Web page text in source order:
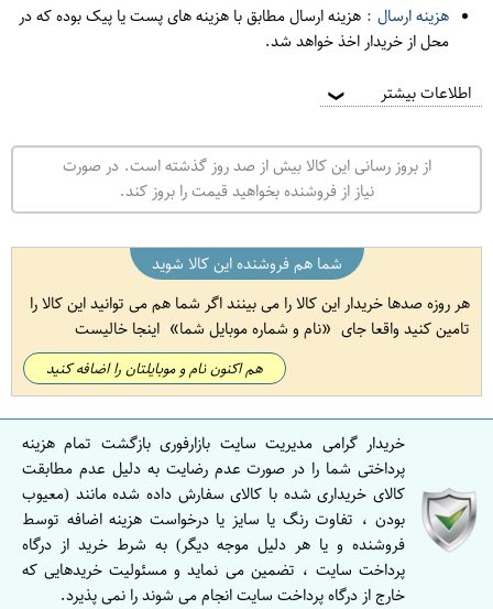
هزینه ارسال : هزینه ارسال مطابق با هزینه های پست یا پیک بوده که در
محل از خریدار اخذ خواهد شد.
اطلاعات بیشتر ❯
از بروز رسانی این کالا بیش از صد روز گذشته است. در صورت
نیاز از فروشنده بخواهید قیمت را بروز کند.
شما هم فروشنده این کالا شوید
هر روزه صدها خریدار این کالا را می بینند اگر شما هم می توانید این کالا را
تامین کنید واقعا جای
نام و شماره موبایل شما اینجا خالیست
هم اکنون نام و موبایلتان را اضافه کنید
خریدار گرامی مدیریت سایت بازارفوری بازگشت تمام هزینه
پرداختی شما را در صورت عدم رضایت به دلیل عدم مطابقت
کالای خریداری شده با کالای سفارش داده شده مانند (معیوب
بودن ، تفاوت رنگ یا سایز یا درخواست هزینه اضافه توسط
فروشنده و یا هر دلیل موجه دیگر) به شرط خرید از درگاه
پرداخت سایت ، تضمین می نماید و مسئولیت خریدهایی که
خارج از درگاه پرداخت سایت انجام می شوند را نمی پذیرد.